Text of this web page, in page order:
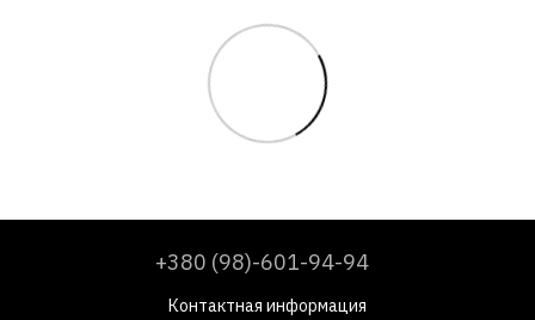
+380 (98)-601-94-94
Контактная информация